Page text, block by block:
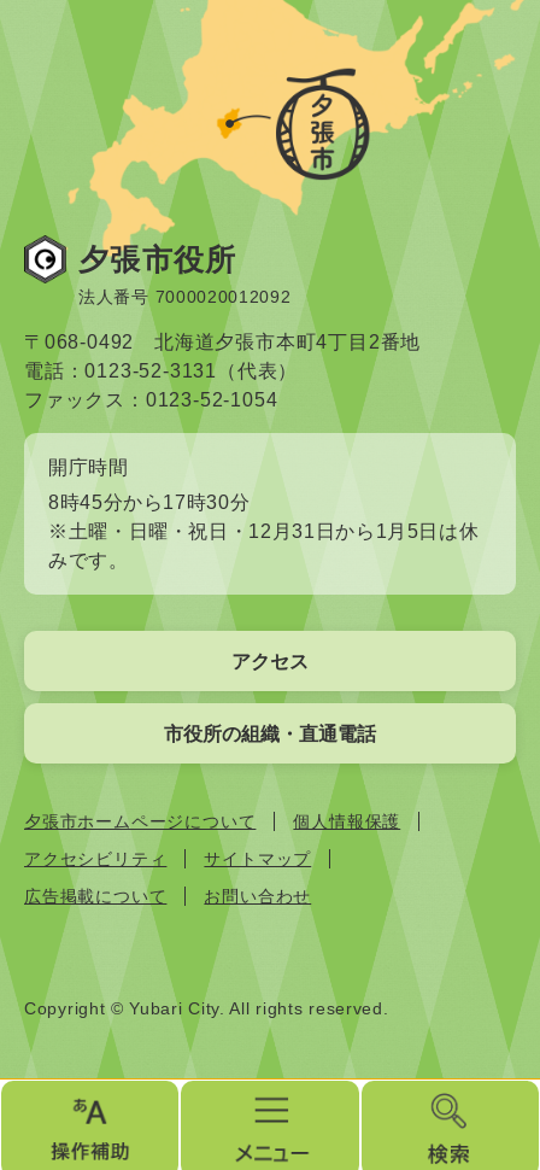
夕張市役所
法人番号 7000020012092
〒068-0492 北海道夕張市本町4丁目2番地
電話：0123-52-3131（代表）
ファックス：0123-52-1054
開庁時間
8時45分から17時30分
※土曜・日曜・祝日・12月31日から1月5日は休
みです。
アクセス
市役所の組織・直通電話
夕張市ホームページについて
個人情報保護
アクセシビリティ
サイトマップ
広告掲載について
お問い合わせ
Copyright © Yubari City. All rights reserved.